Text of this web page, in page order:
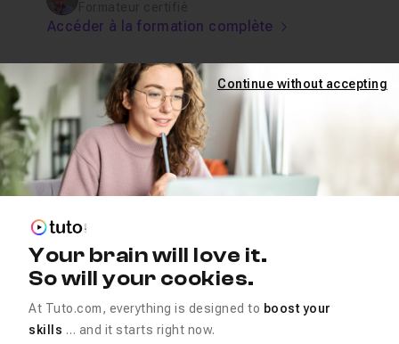
Accéder à la formation complète